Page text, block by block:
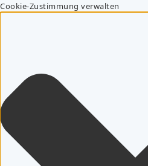
Cookie-Zustimmung verwalten